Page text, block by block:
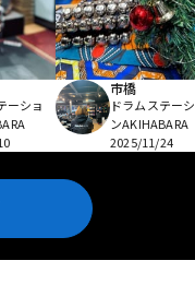
ーショ
市橋
ドラムステー
ンAKIHABARA
2025/11/24